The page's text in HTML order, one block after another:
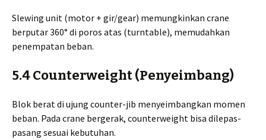
Slewing unit (motor + gir/gear) memungkinkan crane
berputar 360° di poros atas (turntable), memudahkan
penempatan beban.
5.4 Counterweight (Penyeimbang)
Blok berat di ujung counter-jib menyeimbangkan momen
beban. Pada crane bergerak, counterweight bisa dilepas-
pasang sesuai kebutuhan.